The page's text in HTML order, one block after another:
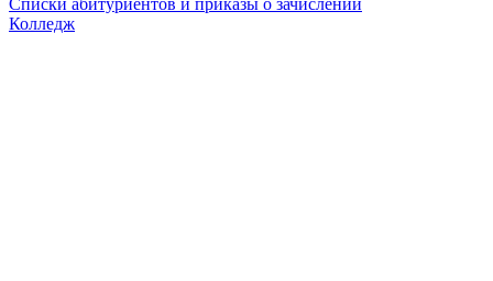
Списки абитуриентов и приказы о зачислении
Колледж